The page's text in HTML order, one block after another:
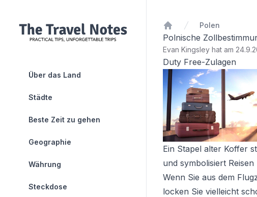
Über das Land
Städte
Beste Zeit zu gehen
Geographie
Währung
Steckdose
Startseite
Polen
Polnische
Evan Kingsley hat am
Duty Free-Zulagen
Ein Stapel alter Koffer
und symbolisiert
Wenn Sie aus dem
locken Sie vielleicht